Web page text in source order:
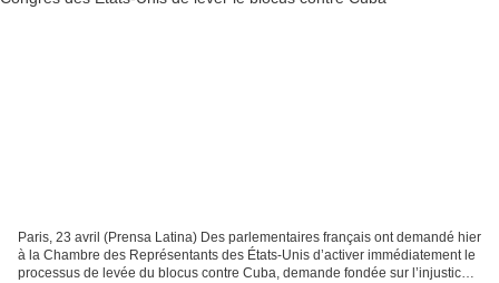
Paris, 23 avril (Prensa Latina) Des parlementaires français ont demandé hier
à la Chambre des Représentants des États-Unis d’activer immédiatement le
processus de levée du blocus contre Cuba, demande fondée sur l’injustice